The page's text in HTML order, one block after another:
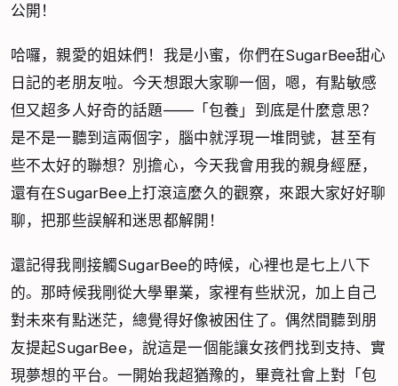
公開！
哈囉，親愛的姐妹們！我是小蜜，你們在SugarBee甜心
日記的老朋友啦。今天想跟大家聊一個，嗯，有點敏感
但又超多人好奇的話題——「包養」到底是什麼意思？
是不是一聽到這兩個字，腦中就浮現一堆問號，甚至有
些不太好的聯想？別擔心，今天我會用我的親身經歷，
還有在SugarBee上打滾這麼久的觀察，來跟大家好好聊
聊，把那些誤解和迷思都解開！
還記得我剛接觸SugarBee的時候，心裡也是七上八下
的。那時候我剛從大學畢業，家裡有些狀況，加上自己
對未來有點迷茫，總覺得好像被困住了。偶然間聽到朋
友提起SugarBee，說這是一個能讓女孩們找到支持、實
現夢想的平台。一開始我超猶豫的，畢竟社會上對「包